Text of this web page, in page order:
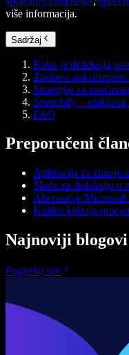
više informacija.
Sadržaj
Kako je disleksija
Znakovi
Strategije za
Speechify –
FAQ
Preporučeni
Aplikacija za čitanje
Škole za disleksiju u
Alternative Microsoft
Koliko koštaju
Najnoviji blogovi
Pogledaj sve